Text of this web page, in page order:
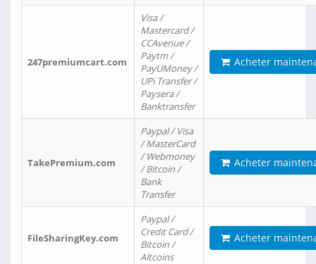
247premiumcart.com
Visa /
Mastercard /
CCAvenue /
Paytm /
PayUMoney /
UPi Transfer /
Paysera /
Banktransfer
Acheter
TakePremium.com
Paypal / Visa
/ MasterCard
/ Webmoney
/ Bitcoin /
Bank
Transfer
Acheter
FileSharingKey.com
Paypal /
Credit Card /
Bitcoin /
Altcoins
Acheter